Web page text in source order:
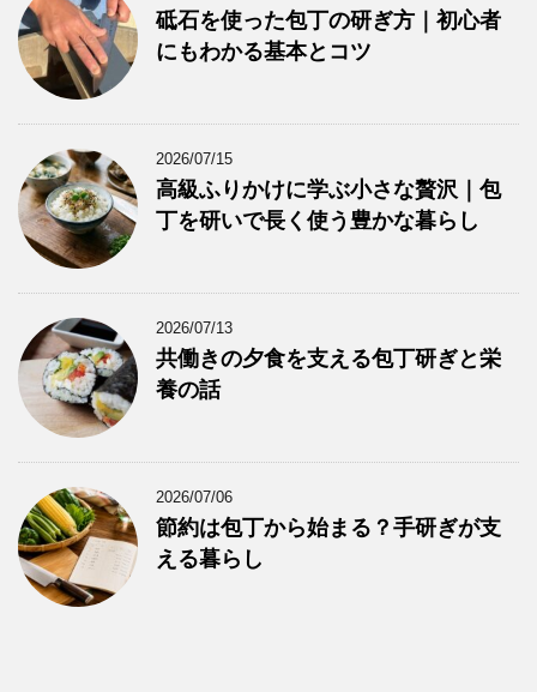
砥石を使った包丁の研ぎ方｜初心者
にもわかる基本とコツ
2026/07/15
高級ふりかけに学ぶ小さな贅沢｜包
丁を研いで長く使う豊かな暮らし
2026/07/13
共働きの夕食を支える包丁研ぎと栄
養の話
2026/07/06
節約は包丁から始まる？手研ぎが支
える暮らし